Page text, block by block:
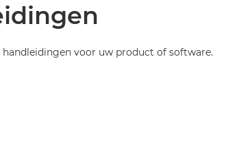
voor uw product of software.